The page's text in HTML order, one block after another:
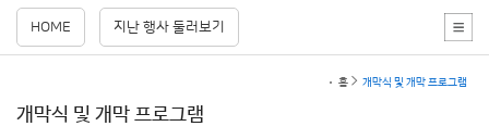
HOME 지난 행사 둘러보기
개막식 및 개막 프로그램
홈 개막식 및 개막 프로그램